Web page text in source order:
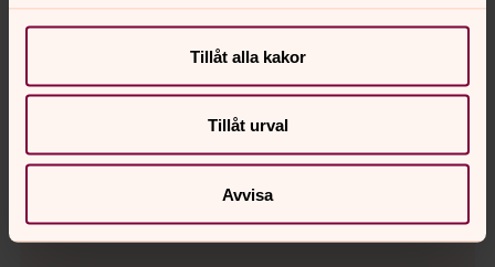
Tillåt alla kakor
Tillåt urval
Avvisa